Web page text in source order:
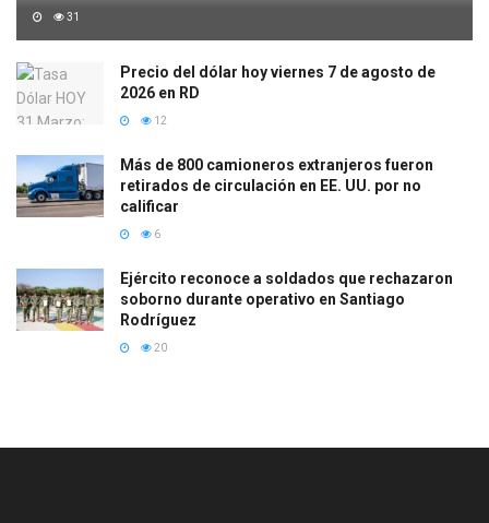
31
Precio del dólar hoy viernes 7 de agosto de
2026 en RD
12
Más de 800 camioneros extranjeros fueron
retirados de circulación en EE. UU. por no
calificar
6
Ejército reconoce a soldados que rechazaron
soborno durante operativo en Santiago
Rodríguez
20